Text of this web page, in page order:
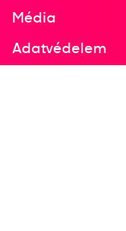
Média
Adatvédelem